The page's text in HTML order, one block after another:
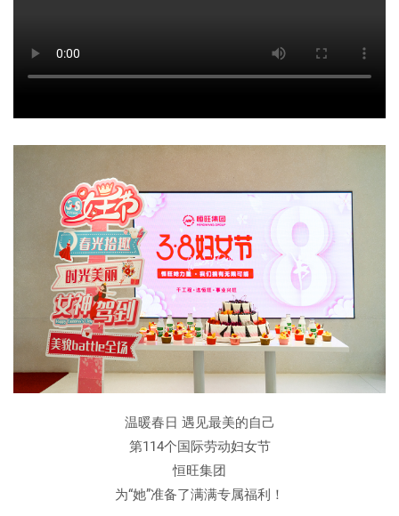
温暖春日 遇见最美的自己
第114个国际劳动妇女节
恒旺集团
为“她”准备了满满专属福利！